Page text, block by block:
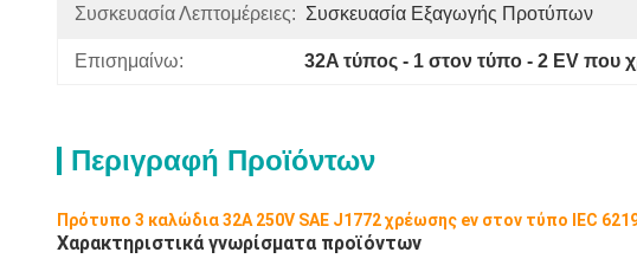
Συσκευασία Λεπτομέρειες: Συσκευασία Εξαγωγής Προτύπων
Επισημαίνω: 32A τύπος - 1 στον τύπο - 2 EV που
Περιγραφή Προϊόντων
Πρότυπο 3 καλώδια 32A 250V SAE J1772 χρέωσης ev στον τύπο IEC
Χαρακτηριστικά γνωρίσματα προϊόντων